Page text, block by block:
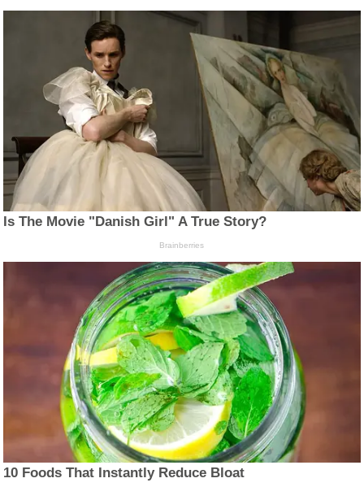
Is The Movie "Danish Girl" A True Story?
Brainberries
10 Foods That Instantly Reduce Bloat